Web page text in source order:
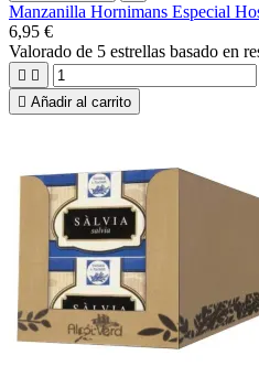
Manzanilla Hornimans Especial
6,95 €
Valorado de 5 estrellas basado en
 
 Añadir al carrito